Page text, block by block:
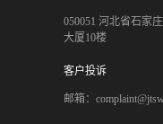
050051 河北省石家
大厦10楼
客户投诉
邮箱：